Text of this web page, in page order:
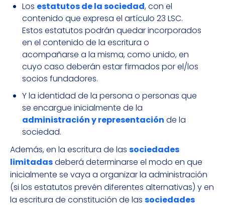
Los estatutos de la sociedad, con el
contenido que expresa el artículo 23 LSC.
Estos estatutos podrán quedar incorporados
en el contenido de la escritura o
acompañarse a la misma, como unido, en
cuyo caso deberán estar firmados por el/los
socios fundadores.
Y la identidad de la persona o personas que
se encargue inicialmente de la
administración y representación de la
sociedad.
Además, en la escritura de las sociedades
limitadasdeberá determinarse el modo en que
inicialmente se vaya a organizar la administración
(si los estatutos prevén diferentes alternativas) y en
la escritura de constitución de las sociedades